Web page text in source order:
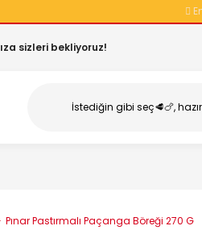
sizleri bekliyoruz!
Pınar Pastırmalı Paçanga Böreği 270 G